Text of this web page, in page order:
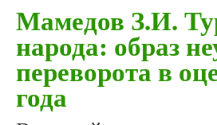
Мамедов З.И.
народа: образ
переворота в
года